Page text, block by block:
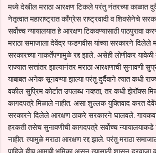
मध्ये देखील मराठा आरक्षण टिकले परंतु नंतरच्या काळात
नेतृत्वात महाराष्ट्रात काँग्रेस राष्ट्रवादी व शिवसेनेचे
सर्वोच्च न्यायालयात हे आरक्षण टिकवण्यासाठी पाठपुरावा
मराठा समाजाला देवेंद्र फडणवीस यांच्या सरकारने दिलेले
सरकारच्या नाकर्तेपणामुळे रद्द झाले. असेही लोणीकर यावेळी
राज्यात सत्तांतर झाल्यानंतर मराठा आरक्षणाची सुनावणी
याबाबत अनेक सूनवण्या झाल्या परंतु दुर्दैवाने त्यात कधी
वकील सुप्रिम कोर्टात उपलब्ध नव्हता, तर कधी झेरॉक्स
कागदपत्रे मिळाले नाहीत. असा शुल्लक युक्तिवाद करत
सरकारने दिलेले आरक्षण ठाकरे सरकारने घालवले.
हरकती तसेच सुनावणीची कागदपत्रे सर्वोच्च
नाहीत. त्यामुळे मराठा आरक्षण रद्द झाले. परंतु मराठा